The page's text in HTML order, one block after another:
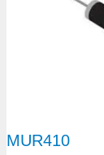
MUR410